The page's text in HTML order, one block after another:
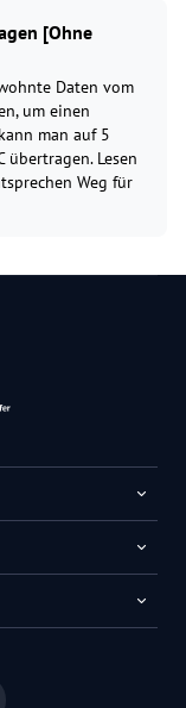
[Ohne
Daten vom
um einen
man auf 5
übertragen. Lesen
Weg für